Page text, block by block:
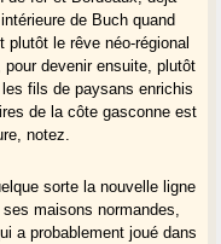
de Buch quand
le rêve néo-régional
devenir ensuite, plutôt
fils de paysans enrichis
de la côte gasconne est
notez.
sorte la nouvelle ligne
maisons normandes,
a probablement joué dans